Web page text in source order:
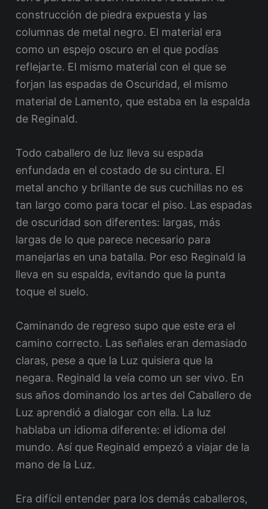
construcción de piedra expuesta y las
columnas de metal negro. El material era
como un espejo oscuro en el que podías
reflejarte. El mismo material con el que se
forjan las espadas de Oscuridad, el mismo
material de Lamento, que estaba en la espalda
de Reginald.
Todo caballero de luz lleva su espada
enfundada en el costado de su cintura. El
metal ancho y brillante de sus cuchillas no es
tan largo como para tocar el piso. Las espadas
de oscuridad son diferentes: largas, más
largas de lo que parece necesario para
manejarlas en una batalla. Por eso Reginald la
lleva en su espalda, evitando que la punta
toque el suelo.
Caminando de regreso supo que este era el
camino correcto. Las señales eran demasiado
claras, pese a que la Luz quisiera que la
negara. Reginald la veía como un ser vivo. En
sus años dominando los artes del Caballero de
Luz aprendió a dialogar con ella. La luz
hablaba un idioma diferente: el idioma del
mundo. Así que Reginald empezó a viajar de la
mano de la Luz.
Era difícil entender para los demás caballeros,